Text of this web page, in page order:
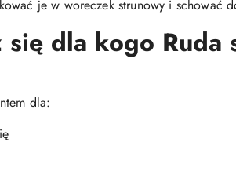
je w woreczek strunowy i schować
się dla kogo
dla: